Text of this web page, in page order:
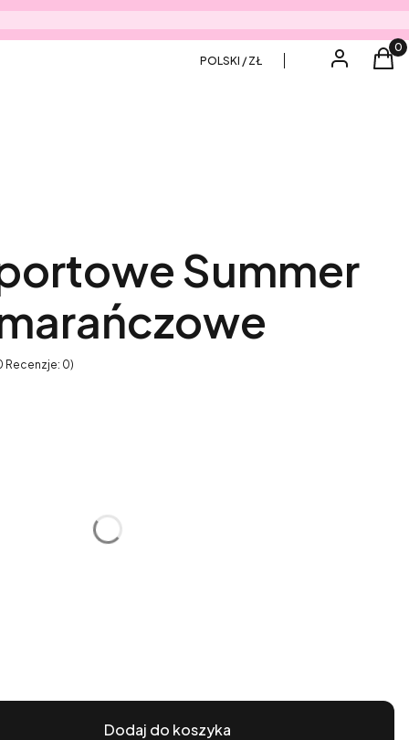
POLSKI / ZŁ Zaloguj się
Summer
Recenzje: 0)
Dodaj do koszyka